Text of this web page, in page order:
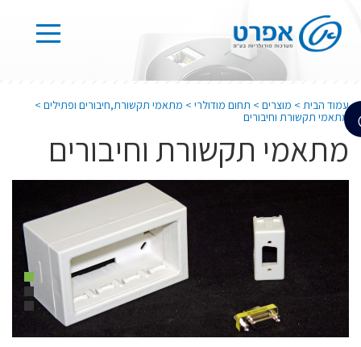
עמוד הבית> מוצרים> תחום מודולרי> מתאמי תקשורת,חיבורים ופתילים>
מתאמי תקשורת וחיבורים
מתאמי תקשורת וחיבורים